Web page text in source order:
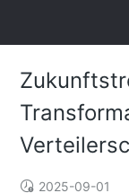
2025-09-01